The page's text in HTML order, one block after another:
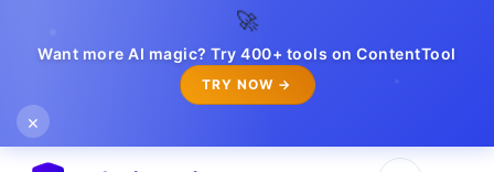
🚀
Want more AI magic? Try 400+ tools on ContentTool
TRY NOW →
×